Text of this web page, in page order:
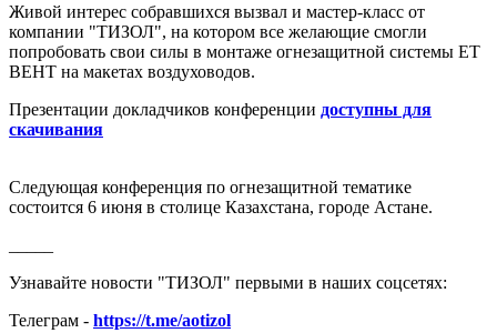
Живой интерес собравшихся вызвал и мастер-класс от
компании "ТИЗОЛ", на котором все желающие смогли
попробовать свои силы в монтаже огнезащитной системы ЕТ
ВЕНТ на макетах воздуховодов.
Презентации докладчиков конференции доступны для
скачивания
Следующая конференция по огнезащитной тематике
состоится 6 июня в столице Казахстана, городе Астане.
Узнавайте новости "ТИЗОЛ" первыми в наших соцсетях:
Телеграм - https://t.me/aotizol